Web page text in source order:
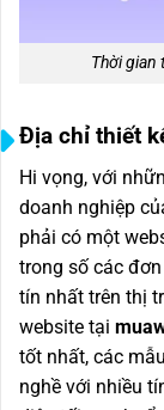
Thời gian
Địa chỉ thiết
Hi vọng, với
doanh nghiệp
phải có một
trong số các
tín nhất trên thị
website tại
tốt nhất, các
nghề với nhiều